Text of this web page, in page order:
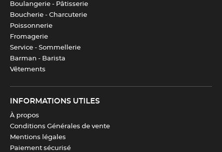
Boulangerie - Pâtisserie
Boucherie - Charcuterie
Poissonnerie
Fromagerie
Service - Sommellerie
Barman - Barista
Vêtements
INFORMATIONS UTILES
À propos
Conditions Générales de vente
Mentions légales
Paiement sécurisé